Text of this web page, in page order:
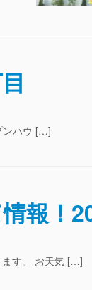
ンハウ […]
報！
ます。 お天気 […]